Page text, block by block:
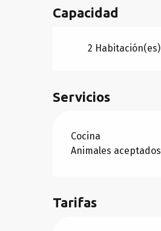
Capacidad
2 Habitación(es)
Servicios
Cocina
Animales aceptados
Tarifas